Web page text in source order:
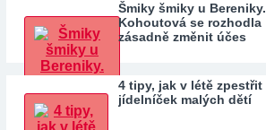
Šmiky šmiky u Bereniky.
Kohoutová se rozhodla
zásadně změnit účes
4 tipy, jak v létě zpestřit
jídelníček malých dětí